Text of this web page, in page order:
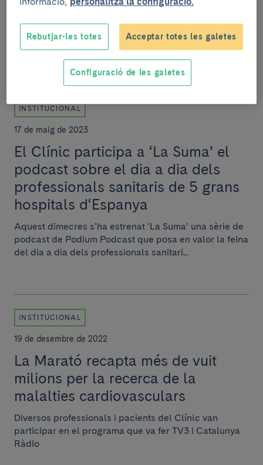
Metges de Barcelona als professionals que han
destacat durant l'any per la seva excel·lència,...
INSTITUCIONAL
17 de maig de 2023
El Clínic participa a ‘La Suma’ el
podcast sobre el dia a dia dels
professionals sanitaris de 5 grans
hospitals d‘Espanya
Aquest dimecres s’ha estrenat ‘La Suma’ una sèrie de
podcast de Podium Podcast que posa en valor la feina
del dia a dia dels professionals sanitari...
INSTITUCIONAL
19 de desembre de 2022
La Marató recapta més de vuit
milions per la recerca de la
malalties cardiovasculars
Diversos professionals i pacients del Clínic van
participar en el programa que va fer TV3 i Catalunya
Ràdio
Rebutjar-les totes Acceptar totes les galetes
Configuració de les galetes